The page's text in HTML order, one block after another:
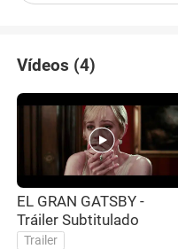
Vídeos (4)
EL GRAN GATSBY -
Tráiler Subtitulado
Trailer